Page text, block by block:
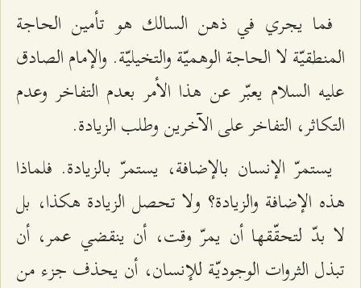
فما يجري في ذهن السالك هو تأمين الحاجة
المنطقيّة لا الحاجة الوهميّة والتخيليّة. والإمام الصادق
عليه السلام يعبّر عن هذا الأمر بعدم التفاخر وعدم
التكاثر، التفاخر على الآخرين وطلب الزيادة.
يستمرّ الإنسان بالإضافة، يستمرّ بالزيادة. فلماذا
هذه الإضافة والزيادة؟ ولا تحصل الزيادة هكذا، بل
لا بدّ لتحقّقها أن يمرّ وقت، أن ينقضي عمر، أن
تبذل الثروات الوجوديّة للإنسان، أن يحذف جزء من